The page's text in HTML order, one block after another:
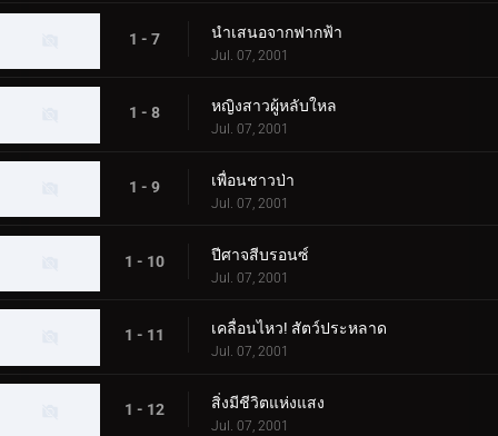
1 - 7 นำเสนอจากฟากฟ้า
Jul. 07, 2001
1 - 8 หญิงสาวผู้หลับใหล
Jul. 07, 2001
1 - 9 เพื่อนชาวป่า
Jul. 07, 2001
1 - 10 ปีศาจสีบรอนซ์
Jul. 07, 2001
1 - 11 เคลื่อนไหว! สัตว์ประหลาด
Jul. 07, 2001
1 - 12 สิ่งมีชีวิตแห่งแสง
Jul. 07, 2001